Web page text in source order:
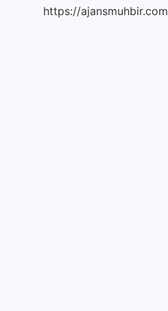
https://ajansmuhbir.com